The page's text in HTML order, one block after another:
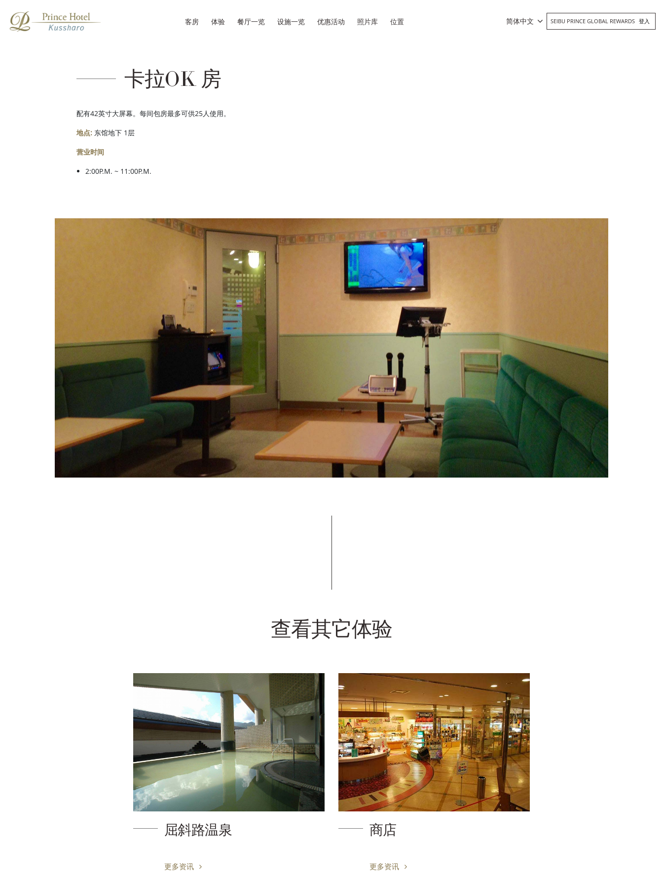
客房 体验 餐厅一览 设施一览 优惠活动 照片库 位置 简体中文 SEIBU PRINCE GLOBAL REWARDS 登入
卡拉OK 房
配有42英寸大屏幕。每间包房最多可供25人使用。
地点: 东馆地下 1层
营业时间
2:00P.M. ~ 11:00P.M.
查看其它体验
屈斜路温泉
更多资讯
商店
更多资讯